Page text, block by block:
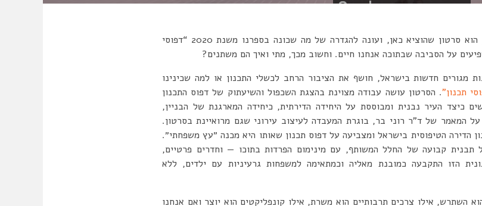
“למה שכונות בישראל נראות אותו דבר”, הוא סרטון שהוציא כאן, ועונה להגדרה של מה שכונה בספרנו משנת 2020 “דפוסי
על הסביבה שבתוכה אנחנו חיים. וחשוב מכך, מתי ואיך הם משתנים?
מגורים חדשות בישראל, חושף את הציבור הרחב לכשלי התכנון או למה שכינינו
תכנון”. הסרטון עושה עבודה מצוינת בהצגת השכפול והשיעתוק של דפוס התכנון
כיצד העיר נבנית ומבוססת על היחידה הדירתית, כיחידה המארגנת של הבניין,
המאמר של ד”ר רוני בר, בוגרת המעבדה לעיצוב עירוני שגם מרואיינת בסרטון.
הדירה הטיפוסית בישראל ומצביעה על דפוס תכנון שאותו היא מכנה ״עץ משפחתי״.
תבנית קבועה של החלל המשותף, עם מינימום הפרדות בתוכו — וחדרים פרטיים,
הזו התקבעה כמובנת מאליה וכמתאימה למשפחות גרעיניות עם ילדים, ללא
השתרש, אילו צרכים תרבותיים הוא משרת, אילו קונפליקטים הוא יוצר ואם אנחנו